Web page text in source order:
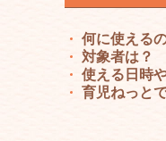
何に使える
対象者は？
使える日時
育児ねっと